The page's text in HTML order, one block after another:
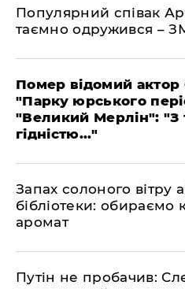
Популярний співак
таємно одружився –
Помер відомий актор
"Парку юрського
"Великий Мерлін": "З
гідністю..."
Запах солоного вітру
бібліотеки: обираємо
аромат
​Путін не пробачив: